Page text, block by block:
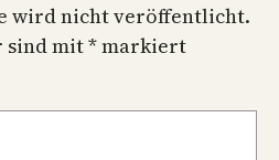
wird nicht veröffentlicht.
sind mit*markiert